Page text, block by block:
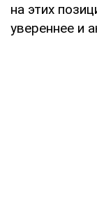
на этих
увереннее и